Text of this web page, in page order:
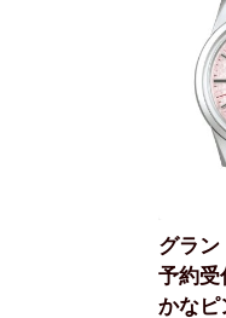
グラン
予約受
かなピ